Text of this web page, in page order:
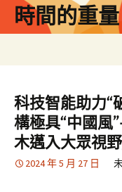
時間的重量
科技智能助力“
構極具“中國
木邁入大眾視
2024 年 5 月 27 日